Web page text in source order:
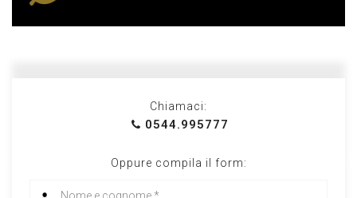
Chiamaci:
0544.995777
Oppure compila il form: